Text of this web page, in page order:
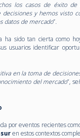
los casos de éxito de
y hemos visto
datos de mercado”.
ha sido tan cierta como
usuarios identificar
en la toma de
del mercado”,
por eventos recientes
en estos contextos